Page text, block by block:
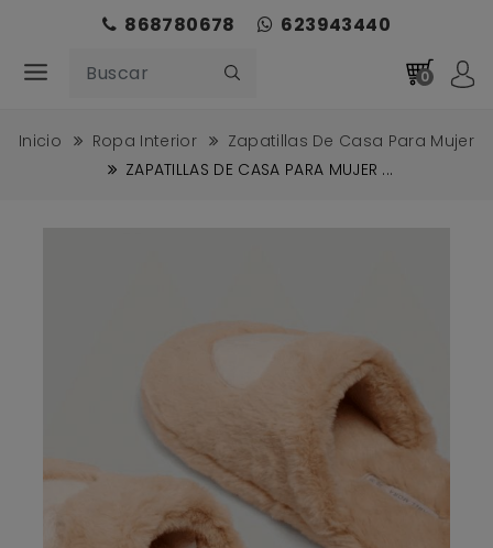
868780678 623943440
0
Inicio Ropa Interior
Zapatillas De Casa Para Mujer
ZAPATILLAS DE CASA PARA MUJER ...